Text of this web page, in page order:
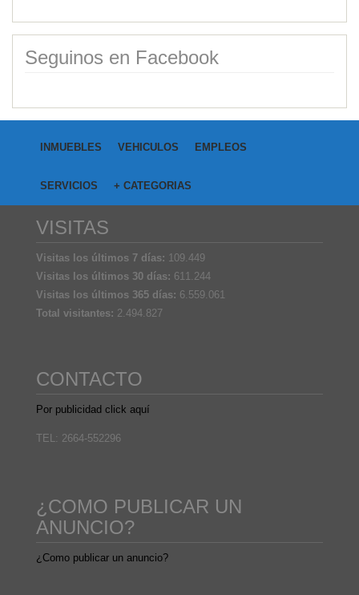
Seguinos en Facebook
INMUEBLES VEHICULOS EMPLEOS
SERVICIOS + CATEGORIAS
VISITAS
Visitas los últimos 7 días: 109.449
Visitas los últimos 30 días: 611.244
Visitas los últimos 365 días: 6.559.061
Total visitantes: 2.494.827
CONTACTO
Por publicidad click aquí
TEL: 2664-552296
¿COMO PUBLICAR UN
ANUNCIO?
¿Como publicar un anuncio?